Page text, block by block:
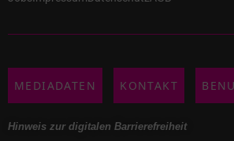
MEDIADATEN KONTAKT
Hinweis zur digitalen Barrierefreiheit